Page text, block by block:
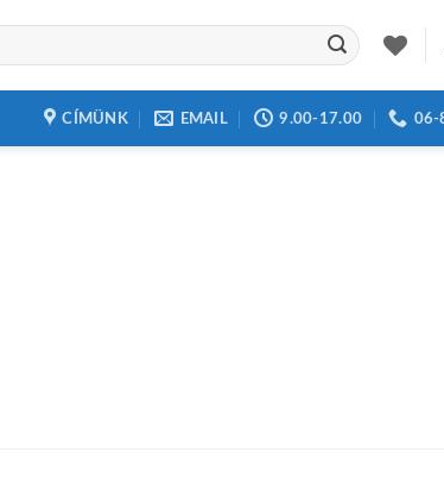
CÍMÜNK EMAIL 9.00-17.00 06-